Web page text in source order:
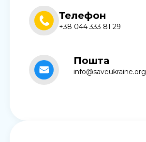
Телефон
+38 044 333 81 29
Пошта
info@saveukraine.org